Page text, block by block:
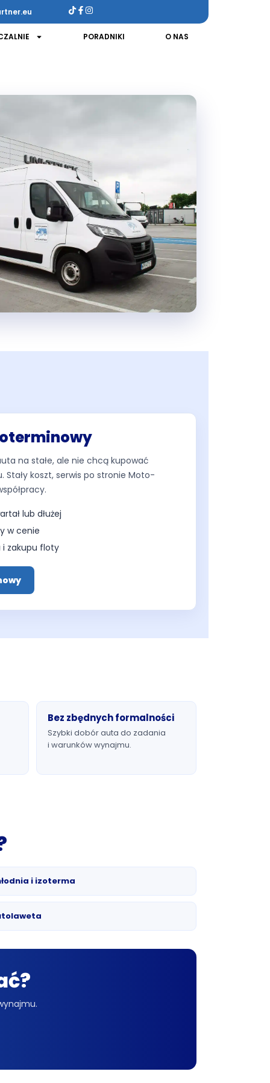
PORADNIKI O NAS
na stałe, ale nie chcą kupować
Stały koszt, serwis po stronie Moto-
lub dłużej
w cenie
zakupu floty
Bez zbędnych formalności
Szybki dobór auta do zadania
i warunków wynajmu.
i izoterma